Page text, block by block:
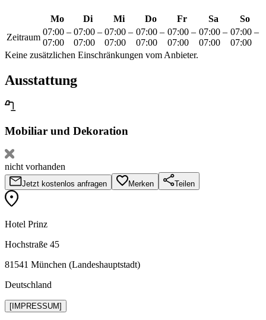
Mo Di Mi Do Fr Sa
So
Zeitraum
07:00 –
07:00
07:00 –
07:00
07:00 –
07:00
07:00 –
07:00
07:00 –
07:00
07:00 –
07:00
07:00 –
07:00
Keine zusätzlichen Einschränkungen vom Anbieter.
Ausstattung
Mobiliar und Dekoration
nicht vorhanden
Jetzt kostenlos anfragen Merken Teilen
Hotel Prinz
Hoch­straße 45
81541 München (Landeshauptstadt)
Deutschland
[IMPRESSUM]